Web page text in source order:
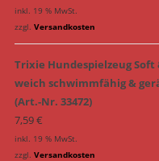
inkl. 19 % MwSt.
zzgl. Versandkosten
Trixie Hundespielzeug Soft
weich schwimmfähig &
(Art.-Nr. 33472)
7,59€
inkl. 19 % MwSt.
zzgl. Versandkosten